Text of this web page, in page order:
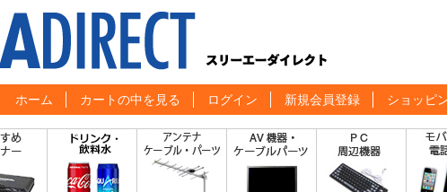
ホーム カートの中を見る ログイン 新規会員登録 ショッピ